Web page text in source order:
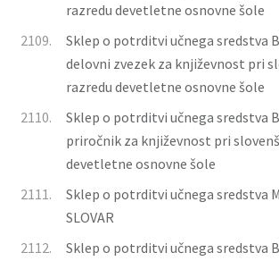
razredu devetletne osnovne šole
2109.
Sklep o potrditvi učnega sredstva
delovni zvezek za književnost pri
razredu devetletne osnovne šole
2110.
Sklep o potrditvi učnega sredstva
priročnik za književnost pri
devetletne osnovne šole
2111.
Sklep o potrditvi učnega sredstva
SLOVAR
2112.
Sklep o potrditvi učnega sredstva